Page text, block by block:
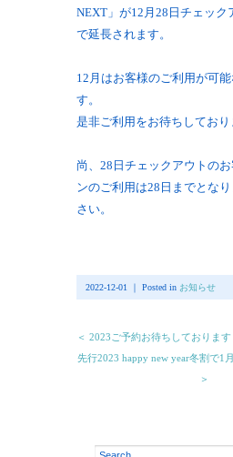
NEXT」が12月28日チェック
で延長されます。
12月はお客様のご利用が可
す。
是非ご利用をお待ちしており
尚、28日チェックアウトの
ンのご利用は28日までとな
さい。
2022-12-01 ｜ Posted in お知らせ
＜ 2023ご予約お待ちしております
先行2023 happy new year冬割で1
＞